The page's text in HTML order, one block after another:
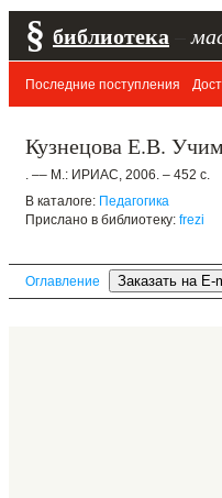
§ библиотека
Последние поступления
Кузнецова Е.В.
. –– М.: ИРИАС, 2006. – 452 с.
В каталоге: Педагогика
Прислано в библиотеку: frezi
Оглавление